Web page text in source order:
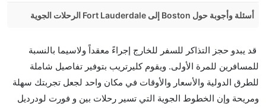
أسئلة وأجوبة حول Boston إلى Fort Lauderdale الرحلات الجوية
رحلة مباشرة من إلىفورت لودرديل مما تستغرقه الخطوط
الجوية الأخرى؟
نعم. توفر كل من American Airlines أسرع رحلات
الطيران على هذا الطريق،
قد يبدو حجز التذاكر للسفر للخارج إجراءً معقداً ولاسيما بالنسبة
للمسافرين للمرة الأولى. ويقوم كليرتريب بتوفير تفاصيل شاملة
للطرق الدولية والأسعار والأوقات في مكان واحد لجعل تجربتك سهلة
ومريحة وإن الخطوط الجوية التي تسير رحلات بين و فورت لودرديل